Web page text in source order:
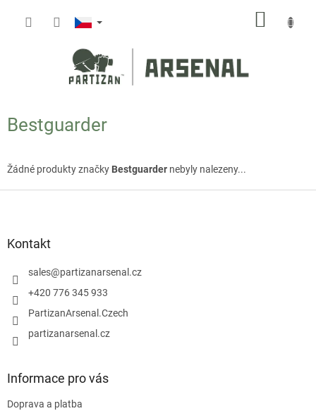
Bestguarder
Žádné produkty značky Bestguarder nebyly nalezeny...
Kontakt
sales@partizanarsenal.cz
+420 776 345 933
PartizanArsenal.Czech
partizanarsenal.cz
Informace pro vás
Doprava a platba